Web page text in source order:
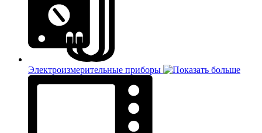
Электроизмерительные приборы